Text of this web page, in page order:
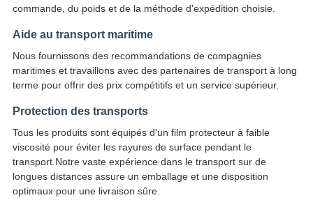
commande, du poids et de la méthode d'expédition choisie.
Aide au transport maritime
Nous fournissons des recommandations de compagnies
maritimes et travaillons avec des partenaires de transport à long
terme pour offrir des prix compétitifs et un service supérieur.
Protection des transports
Tous les produits sont équipés d'un film protecteur à faible
viscosité pour éviter les rayures de surface pendant le
transport.Notre vaste expérience dans le transport sur de
longues distances assure un emballage et une disposition
optimaux pour une livraison sûre.